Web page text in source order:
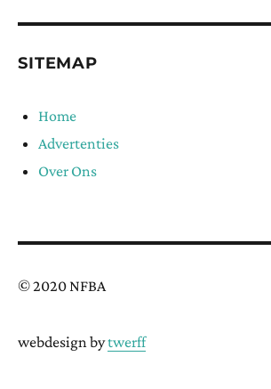
SITEMAP
Home
Advertenties
Over Ons
© 2020 NFBA
webdesign bytwerff